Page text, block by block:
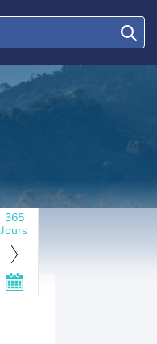
365
Jours